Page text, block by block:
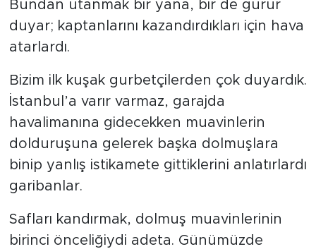
Bundan utanmak bir yana, bir de gurur
duyar; kaptanlarını kazandırdıkları için hava
atarlardı.
Bizim ilk kuşak gurbetçilerden çok duyardık.
İstanbul’a varır varmaz, garajda
havalimanına gidecekken muavinlerin
dolduruşuna gelerek başka dolmuşlara
binip yanlış istikamete gittiklerini anlatırlardı
garibanlar.
Safları kandırmak, dolmuş muavinlerinin
birinci önceliğiydi adeta. Günümüzde